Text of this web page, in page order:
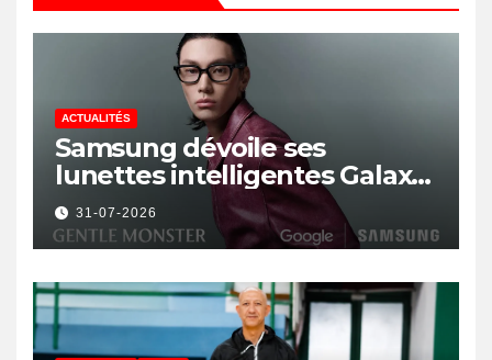
ACTUALITÉS
Samsung dévoile ses
lunettes intelligentes Galaxy
avec IA et Gemini
31-07-2026